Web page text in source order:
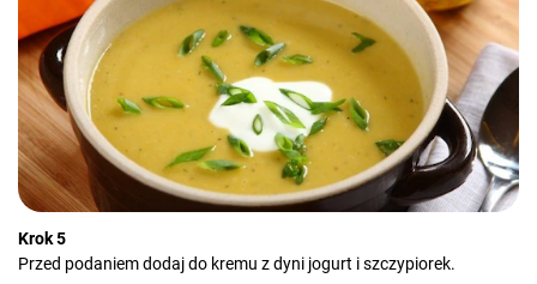
Krok 5
Przed podaniem dodaj do kremu z dyni jogurt i szczypiorek.